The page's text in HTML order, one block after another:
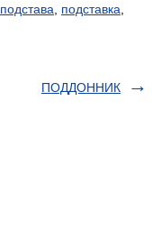
подстава подставка
ПОДДОННИК